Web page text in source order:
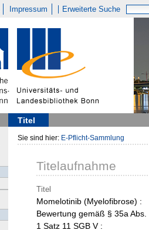
Impressum Erweiterte Suche
Titel
Sie sind hier: E-Pflicht-Sammlung
Titelaufnahme
Titel
Momelotinib (Myelofibrose) :
Bewertung gemäß § 35a Abs.
1 Satz 11 SGB V :